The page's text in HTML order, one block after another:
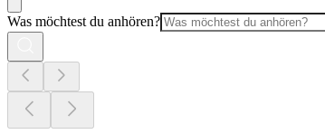
Was möchtest du anhören?